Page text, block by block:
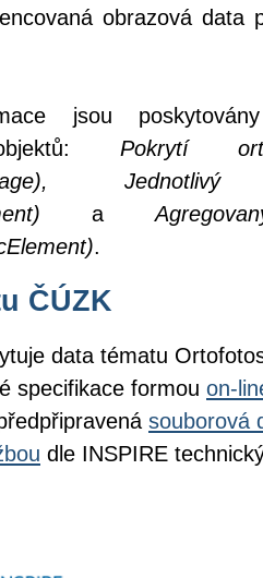
obrazová data
jsou
Pokrytí
a
.
ČÚZK
data tématu
specifikace formou on-
souborová
dle INSPIRE